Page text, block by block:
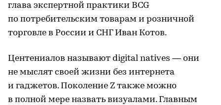
глава экспертной практики BCG
по потребительским товарам и розничной
торговле в России и СНГ Иван Котов.
Центениалов называют digital natives — они
не мыслят своей жизни без интернета
и гаджетов. Поколение Z также можно
в полной мере назвать визуалами. Главным